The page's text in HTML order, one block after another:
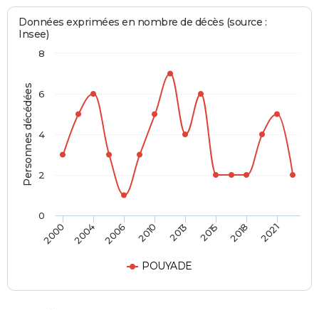
Personnes décédées
Données exprimées en nombre de décès (source :
Insee)
POUYADE
2000 2004 2006 2010 2013 2015 2018 2021
0
2
4
6
8